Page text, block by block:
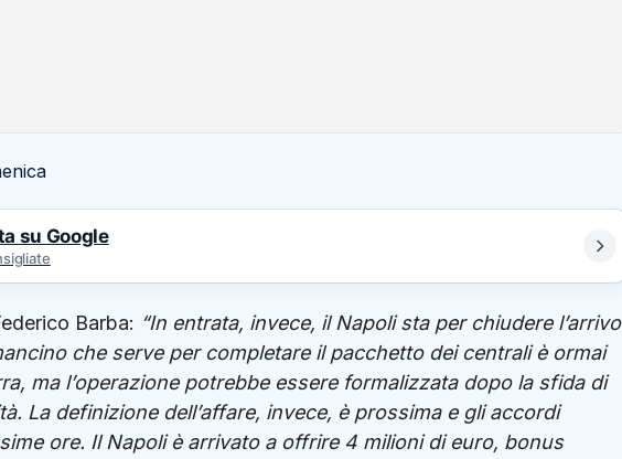
su Google
Barba: “In entrata, invece, il Napoli sta per chiudere l’arrivo
che serve per completare il pacchetto dei centrali è ormai
ma l’operazione potrebbe essere formalizzata dopo la sfida di
La definizione dell’affare, invece, è prossima e gli accordi
ore. Il Napoli è arrivato a offrire 4 milioni di euro, bonus